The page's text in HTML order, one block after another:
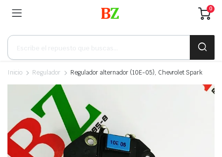
0
Búsqueda
productos
Inicio Regulador Regulador alternador (10E-05), Chevrolet Spark